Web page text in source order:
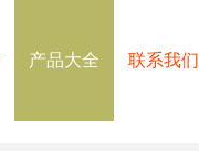
产品大全 联系我们